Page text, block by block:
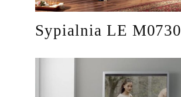
Sypialnia LE M0730